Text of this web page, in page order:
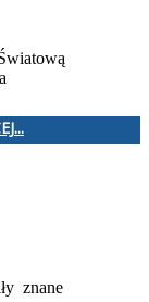
znane